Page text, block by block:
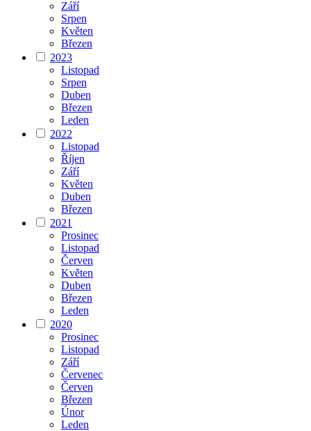
Září
Srpen
Květen
Březen
2023
Listopad
Srpen
Duben
Březen
Leden
2022
Listopad
Říjen
Září
Květen
Duben
Březen
2021
Prosinec
Listopad
Červen
Květen
Duben
Březen
Leden
2020
Prosinec
Listopad
Září
Červenec
Červen
Březen
Únor
Leden